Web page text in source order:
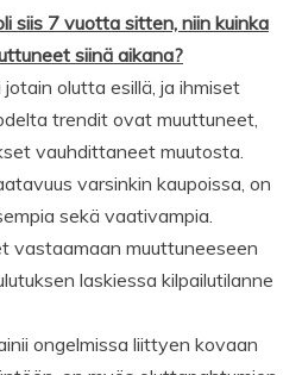
siis 7 vuotta sitten, niin kuinka
siinä aikana?
olutta esillä, ja ihmiset
trendit ovat muuttuneet,
vauhdittaneet muutosta.
varsinkin kaupoissa, on
sekä vaativampia.
vastaamaan muuttuneeseen
laskiessa kilpailutilanne
ongelmissa liittyen kovaan